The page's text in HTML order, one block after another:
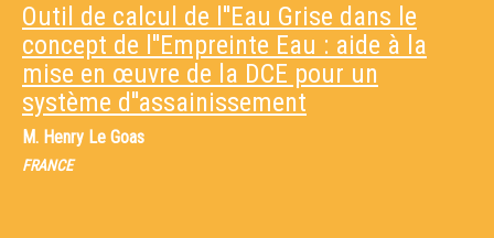
Outil de calcul de l''Eau Grise dans le
concept de l''Empreinte Eau : aide à la
mise en œuvre de la DCE pour un
système d''assainissement
M. Henry Le Goas
FRANCE